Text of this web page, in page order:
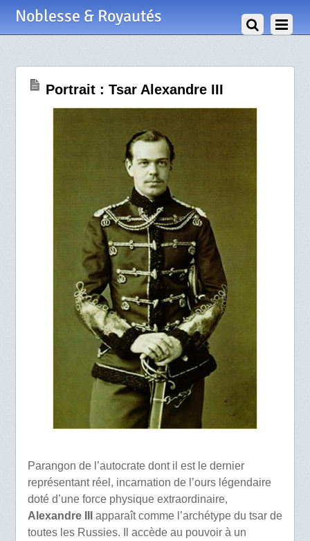
Noblesse & Royautés
Portrait : Tsar Alexandre III
Parangon de l’autocrate dont il est le dernier
représentant réel, incarnation de l’ours légendaire
doté d’une force physique extraordinaire,
Alexandre III
apparaît comme l’archétype du tsar de
toutes les Russies. Il accède au pouvoir à un